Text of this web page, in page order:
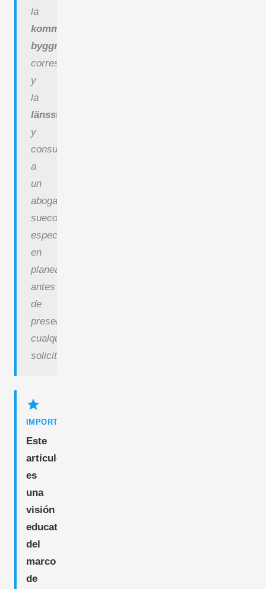
la
kommunens
byggnadsnämnd
correspondiente
y
la
länsstyrelse
y
consulte
a
un
abogado
sueco
especializado
en
planeamiento
antes
de
presentar
cualquier
solicitud.
star
IMPORTANT
Este
artículo
es
una
visión
educativa
del
marco
de